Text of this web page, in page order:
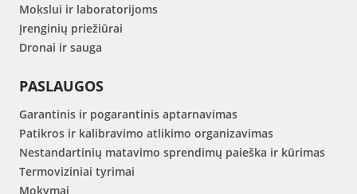
Mokslui ir laboratorijoms
Įrenginių priežiūrai
Dronai ir sauga
PASLAUGOS
Garantinis ir pogarantinis aptarnavimas
Patikros ir kalibravimo atlikimo organizavimas
Nestandartinių matavimo sprendimų paieška ir kūrimas
Termoviziniai tyrimai
Mokymai